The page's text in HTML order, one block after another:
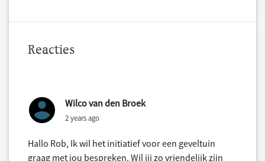
Reacties
Wilco van den Broek
2 years ago
Hallo Rob, Ik wil het initiatief voor een geveltuin
graag met jou bespreken. Wil jij zo vriendelijk zijn